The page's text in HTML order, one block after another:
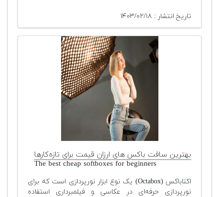
تاریخ انتشار : ۱۴۰۳/۰۲/۱۸
بهترین سافت باکس های ارزان قیمت برای تازه‌کارها
The best cheap softboxes for beginners
اکتاباکس (Octabox) یک نوع ابزار نورپردازی است که برای
نورپردازی حرفه‌ای در عکاسی و فیلمبرداری استفاده